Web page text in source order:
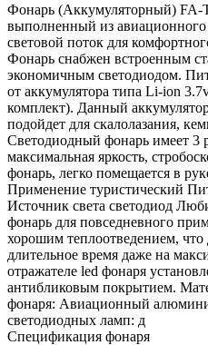
Фонарь (Аккумуляторный) FA-
выполненный из
световой поток для
Фонарь снабжен встроенным
экономичным светодиодом.
от аккумулятора типа Li-ion
комплект). Данный
подойдет для скалолазания,
Светодиодный фонарь имеет 3
максимальная яркость,
фонарь, легко помещается в
Применение туристический
Источник света светодиод
фонарь для повседневного
хорошим теплоотведением, что
длительное время даже на
отражателе led фонаря
антибликовым покрытием.
фонаря: Авиационный
светодиодных ламп: д
Спецификация фонаря